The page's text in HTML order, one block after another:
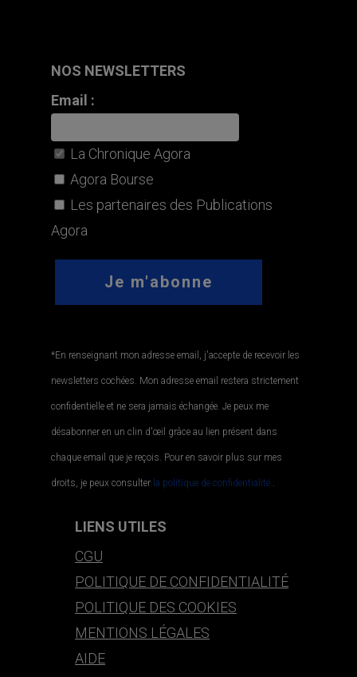
NOS NEWSLETTERS
Email :
La Chronique Agora
Agora Bourse
Les partenaires des Publications
Agora
*En renseignant mon adresse email, j'accepte de recevoir les
newsletters cochées. Mon adresse email restera strictement
confidentielle et ne sera jamais échangée. Je peux me
désabonner en un clin d'œil grâce au lien présent dans
chaque email que je reçois. Pour en savoir plus sur mes
droits, je peux consulter la politique de confidentialité..
LIENS UTILES
CGU
POLITIQUE DE CONFIDENTIALITÉ
POLITIQUE DES COOKIES
MENTIONS LÉGALES
AIDE